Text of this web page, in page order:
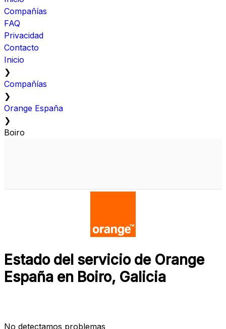
Compañías
FAQ
Privacidad
Contacto
Inicio
❯
Compañías
❯
Orange España
❯
Boiro
Estado del servicio de Orange
España en Boiro, Galicia
No detectamos problemas